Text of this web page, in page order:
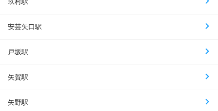
安芸矢口駅
戸坂駅
矢賀駅
矢野駅